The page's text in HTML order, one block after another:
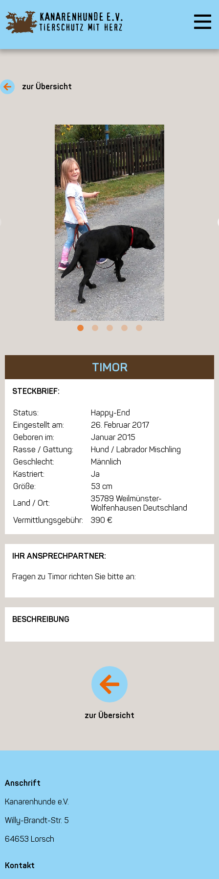
zur Übersicht
TIMOR
STECKBRIEF:
Status:
Happy-End
Eingestellt am:
26. Februar 2017
Geboren im:
Januar 2015
Rasse / Gattung:
Hund / Labrador Mischling
Geschlecht:
Männlich
Kastriert:
Ja
Größe:
53 cm
Land / Ort:
35789 Weilmünster-
Wolfenhausen Deutschland
Vermittlungsgebühr:
390 €
IHR ANSPRECHPARTNER:
Fragen zu Timor richten Sie bitte an:
BESCHREIBUNG
zur Übersicht
Anschrift
Kanarenhunde e.V.
Willy-Brandt-Str. 5
64653 Lorsch
Kontakt